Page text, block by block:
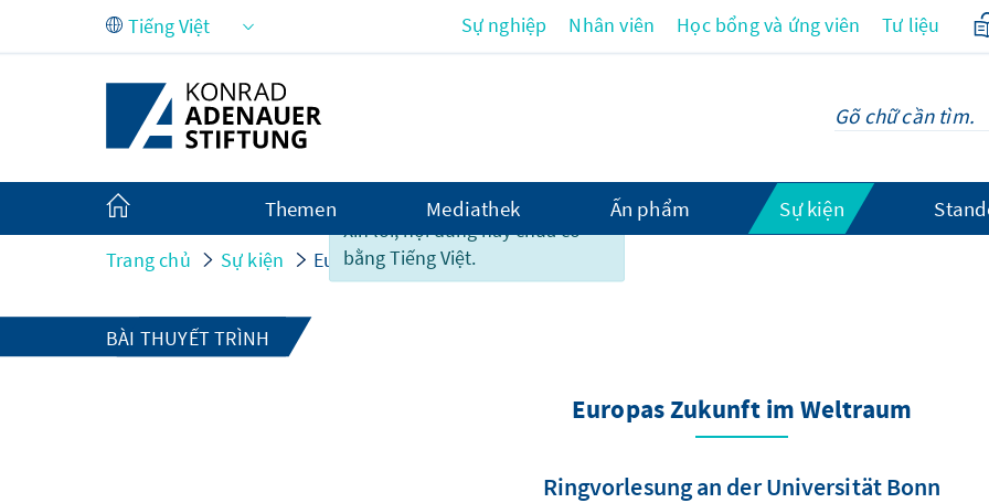
Skip to Main Content
Xin lỗi, nội dung này chưa có
bằng Tiếng Việt.
Sự nghiệp Nhân viên Học bổng và ứng viên Tư liệu
Themen Mediathek Ấn phẩm Sự kiện
Trang chủ Sự kiện Europas Zukunft im Weltraum
BÀI THUYẾT TRÌNH
Europas Zukunft im Weltraum
Ringvorlesung an der Universität Bonn